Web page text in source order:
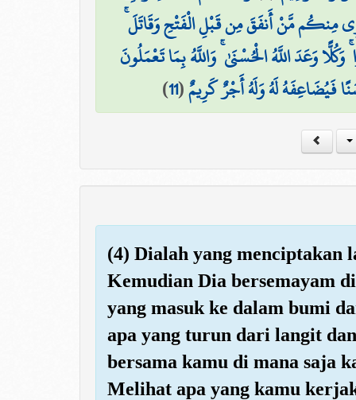
مِنكُم مَّنْ أَنفَقَ مِن قَبْلِ الْفَتْحِ وَقَاتَلَ
وَعَدَ اللَّهُ الْحُسْنَىٰ ۚ وَاللَّهُ بِمَا تَعْمَلُونَ
فَيُضَاعِفَهُ لَهُ وَلَهُ أَجْرٌ كَرِيمٌ(
11
)
(4) Dialah yang menciptakan
Kemudian Dia bersemayam
yang masuk ke dalam bumi
apa yang turun dari langit
bersama kamu di mana saja
Melihat apa yang kamu